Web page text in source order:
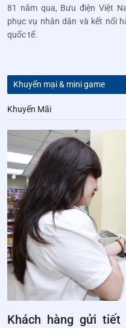
81 năm qua, Bưu điện Việt
phục vụ nhân dân và kết nối
quốc tế.
Khuyến mại & mini game
Khuyến Mãi
Khách hàng gửi